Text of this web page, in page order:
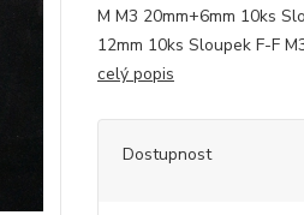
M M3 20mm+6mm 10ks
12mm 10ks Sloupek F-F
celý popis
Dostupnost